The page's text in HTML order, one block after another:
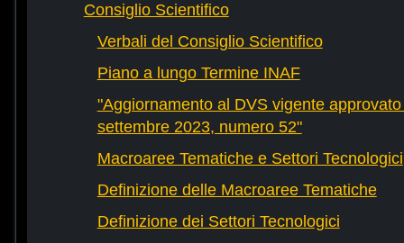
Consiglio Scientifico
Verbali del Consiglio Scientifico
Piano a lungo Termine INAF
"Aggiornamento al DVS vigente
settembre 2023, numero 52"
Macroaree Tematiche e Settori Tecnologici
Definizione delle Macroaree Tematiche
Definizione dei Settori Tecnologici